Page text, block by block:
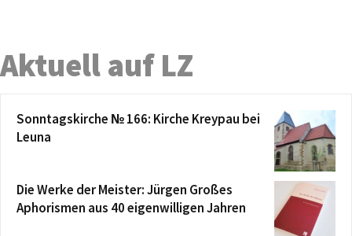
Aktuell auf LZ
Sonntagskirche № 166: Kirche Kreypau bei
Leuna
Die Werke der Meister: Jürgen Großes
Aphorismen aus 40 eigenwilligen Jahren